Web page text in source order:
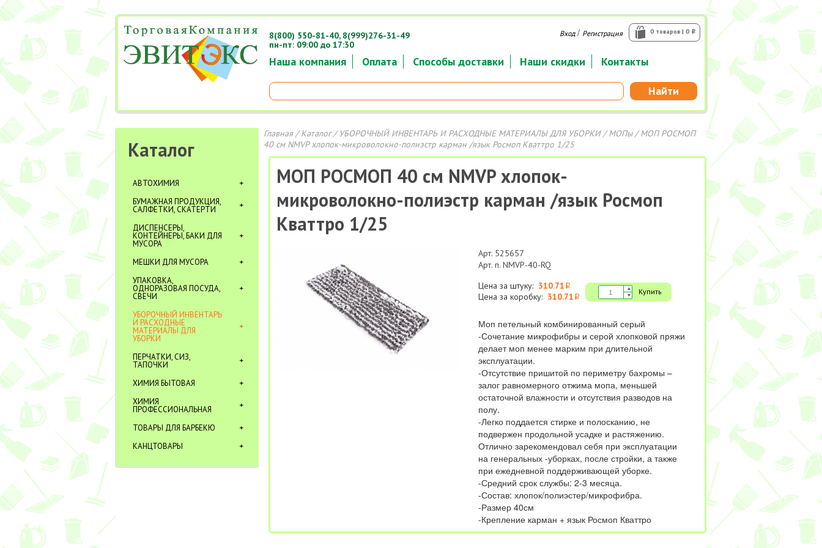
Наша компания Оплата Способы доставки Наши скидки Контакты
Найти
0 товаров | 0 i
Вход/ Регистрация
8(800) 550-81-40, 8(999)276-31-49
пн-пт: 09:00 до 17:30
Каталог
АВТОХИМИЯ
БУМАЖНАЯ ПРОДУКЦИЯ,
САЛФЕТКИ, СКАТЕРТИ
ДИСПЕНСЕРЫ,
КОНТЕЙНЕРЫ, БАКИ ДЛЯ
МУСОРА
МЕШКИ ДЛЯ МУСОРА
УПАКОВКА,
ОДНОРАЗОВАЯ ПОСУДА,
СВЕЧИ
УБОРОЧНЫЙ ИНВЕНТАРЬ
И РАСХОДНЫЕ
МАТЕРИАЛЫ ДЛЯ
УБОРКИ
ПЕРЧАТКИ, СИЗ,
ТАПОЧКИ
ХИМИЯ БЫТОВАЯ
ХИМИЯ
ПРОФЕССИОНАЛЬНАЯ
ТОВАРЫ ДЛЯ БАРБЕКЮ
КАНЦТОВАРЫ
Главная/Каталог/УБОРОЧНЫЙ ИНВЕНТАРЬ И РАСХОДНЫЕ МАТЕРИАЛЫ ДЛЯ УБОРКИ/МОПы/ МОП РОСМОП
40 см NMVP хлопок-микроволокно-полиэстр карман /язык Росмоп Кваттро 1/25
МОП РОСМОП 40 см NMVP хлопок-
микроволокно-полиэстр карман /язык Росмоп
Кваттро 1/25
Арт. 525657
Арт. п. NMVP-40-RQ
Цена за штуку: 310.71 i
Цена за коробку: 310.71 i
Купить
Моп петельный комбинированный серый
-Сочетание микрофибры и серой хлопковой пряжи
делает моп менее марким при длительной
эксплуатации.
-Отсутствие пришитой по периметру бахромы –
залог равномерного отжима мопа, меньшей
остаточной влажности и отсутствия разводов на
полу.
-Легко поддается стирке и полосканию, не
подвержен продольной усадке и растяжению.
Отлично зарекомендовал себя при эксплуатации
на генеральных -уборках, после стройки, а также
при ежедневной поддерживающей уборке.
-Средний срок службы: 2-3 месяца.
-Состав: хлопок/полиэстер/микрофибра.
-Размер 40см
-Крепление карман + язык Росмоп Кваттро